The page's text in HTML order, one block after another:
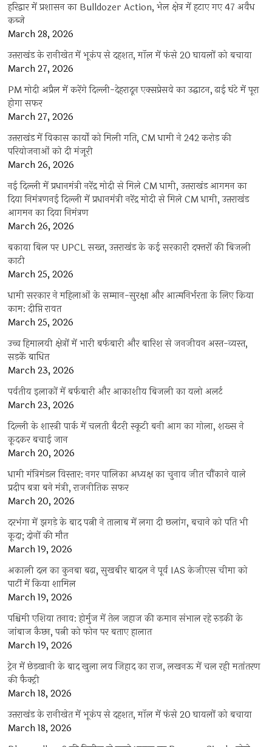
हरिद्वार में प्रशासन का Bulldozer Action, भेल क्षेत्र में हटाए गए 47 अवैध
कब्जे
March 28, 2026
उत्तराखंड के रानीखेत में भूकंप से दहशत, मॉल में फंसे 20 घायलों को बचाया
March 27, 2026
PM मोदी अप्रैल में करेंगे दिल्ली-देहरादून एक्सप्रेसवे का उद्घाटन, ढाई घंटे में पूरा
होगा सफर
March 27, 2026
उत्तराखंड में विकास कार्यों को मिली गति, CM धामी ने 242 करोड़ की
परियोजनाओं को दी मंजूरी
March 26, 2026
नई दिल्ली में प्रधानमंत्री नरेंद्र मोदी से मिले CM धामी, उत्तराखंड आगमन का
दिया निमंत्रणनई दिल्ली में प्रधानमंत्री नरेंद्र मोदी से मिले CM धामी, उत्तराखंड
आगमन का दिया निमंत्रण
March 26, 2026
बकाया बिल पर UPCL सख्त, उत्तराखंड के कई सरकारी दफ्तरों की बिजली
काटी
March 25, 2026
धामी सरकार ने महिलाओं के सम्मान-सुरक्षा और आत्मनिर्भरता के लिए किया
काम: दीप्ति रावत
March 25, 2026
उच्च हिमालयी क्षेत्रों में भारी बर्फबारी और बारिश से जनजीवन अस्त-व्यस्त,
सड़कें बाधित
March 23, 2026
पर्वतीय इलाकों में बर्फबारी और आकाशीय बिजली का यलो अलर्ट
March 23, 2026
दिल्ली के शास्त्री पार्क में चलती बैटरी स्कूटी बनी आग का गोला, शख्स ने
कूदकर बचाई जान
March 20, 2026
धामी मंत्रिमंडल विस्तार: नगर पालिका अध्यक्ष का चुनाव जीत चौंकाने वाले
प्रदीप बत्रा बने मंत्री, राजनीतिक सफर
March 20, 2026
दरभंगा में झगड़े के बाद पत्नी ने तालाब में लगा दी छलांग, बचाने को पति भी
कूदा; दोनों की मौत
March 19, 2026
अकाली दल का कुनबा बढ़ा, सुखबीर बादल ने पूर्व IAS केजीएस चीमा को
पार्टी में किया शामिल
March 19, 2026
पश्चिमी एशिया तनाव: होर्मुज में तेल जहाज की कमान संभाल रहे रुड़की के
जांबाज कैप्टन, पत्नी को फोन पर बताए हालात
March 19, 2026
ट्रेन में छेड़खानी के बाद खुला लव जिहाद का राज, लखनऊ में चल रही मतांतरण
की फैक्ट्री
March 18, 2026
उत्तराखंड के रानीखेत में भूकंप से दहशत, मॉल में फंसे 20 घायलों को बचाया
March 18, 2026